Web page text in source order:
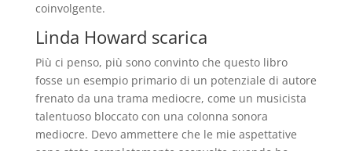
coinvolgente.
Linda Howard scarica
Più ci penso, più sono convinto che questo libro
fosse un esempio primario di un potenziale di autore
frenato da una trama mediocre, come un musicista
talentuoso bloccato con una colonna sonora
mediocre. Devo ammettere che le mie aspettative